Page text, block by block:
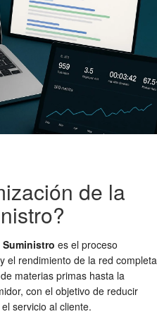
de la
Suministro es el proceso
el rendimiento de la red completa
materias primas hasta la
con el objetivo de reducir
servicio al cliente.